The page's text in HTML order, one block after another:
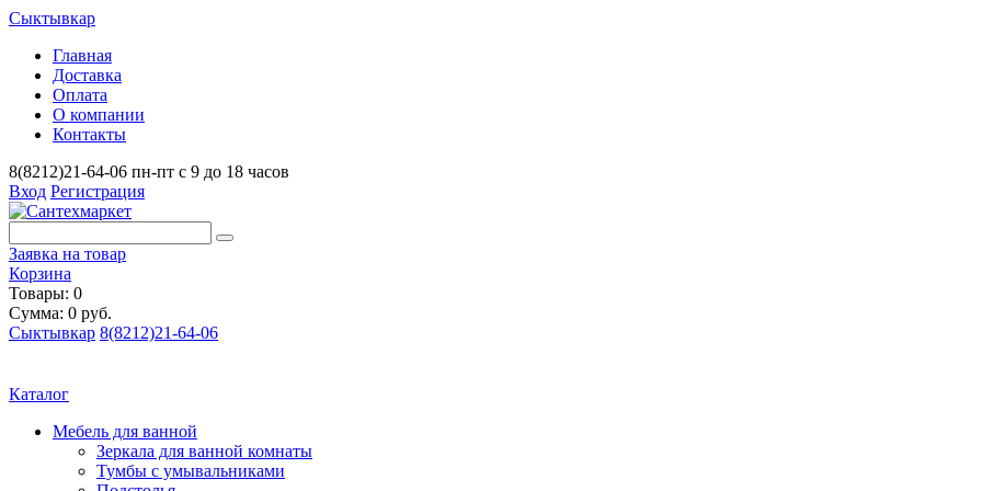
Сыктывкар
Главная
Доставка
Оплата
О компании
Контакты
8(8212)21-64-06 пн-пт с 9 до 18 часов
Вход Регистрация
Заявка на товар
Корзина
Товары: 0
Сумма: 0 руб.
Сыктывкар 8(8212)21-64-06
Каталог
Мебель для ванной
Зеркала для ванной комнаты
Тумбы с умывальниками